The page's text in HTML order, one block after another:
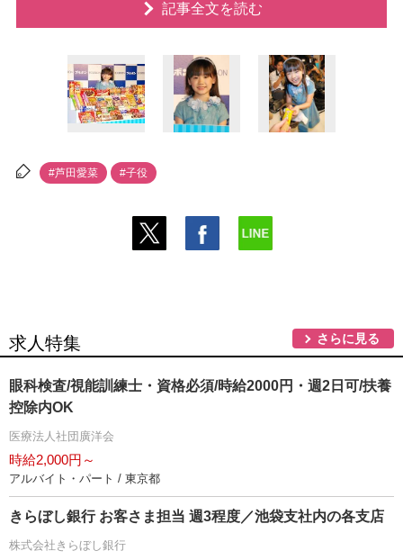
記事全文を読む
#芦田愛菜 #子役
求人特集 さらに見る
眼科検査/視能訓練士・資格必須/時給2000円・週2日可/扶養
控除内OK
医療法人社団廣洋会
時給2,000円～
アルバイト・パート / 東京都
きらぼし銀行 お客さま担当 週3程度／池袋支社内の各支店
株式会社きらぼし銀行